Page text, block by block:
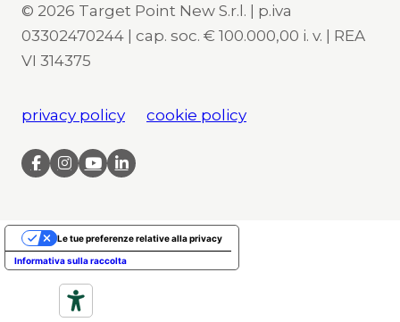
© 2026 Target Point New S.r.l. | p.iva
03302470244 | cap. soc. € 100.000,00 i. v. | REA
VI 314375
privacy policy cookie policy
Informativa sulla raccolta
Le tue preferenze relative alla privacy